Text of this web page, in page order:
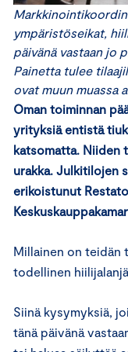
ympäristöseikat,
päivänä vastaan jo
Painetta tulee
ovat muun muassa
Oman toiminnan
yrityksiä entistä
katsomatta. Niiden
urakka. Julkitilojen
erikoistunut
Millainen on teidän
todellinen
Siinä kysymyksiä,
tänä päivänä